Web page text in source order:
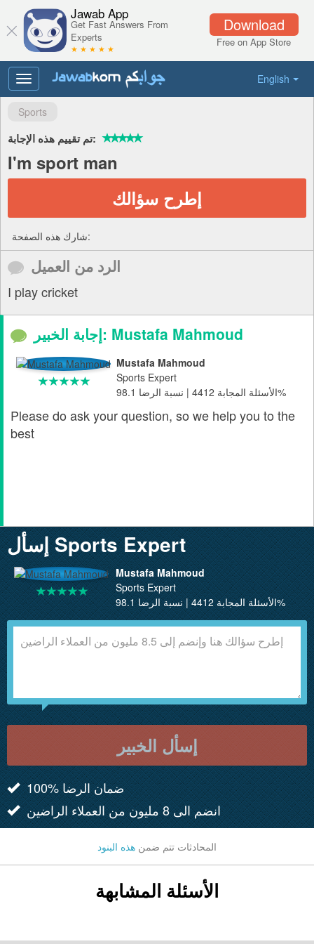
Download
Free on App Store
Jawab App
Get Fast Answers From
Experts
★ ★ ★ ★ ★
English
Toggle
navigation
Sports
تم تقييم هذه الإجابة:
I'm sport man
إطرح سؤالك
شارك هذه الصفحة:
الرد من العميل
I play cricket
إجابة الخبير: Mustafa Mahmoud
Mustafa Mahmoud
Sports Expert
الأسئلة المجابة 4412 | نسبة الرضا 98.1%
Please do ask your question, so we help you to the
best
إسأل Sports Expert
Mustafa Mahmoud
Sports Expert
الأسئلة المجابة 4412 | نسبة الرضا 98.1%
إسأل الخبير
100% ضمان الرضا
انضم الى 8 مليون من العملاء الراضين
المحادثات تتم ضمن هذه البنود
الأسئلة المشابهة